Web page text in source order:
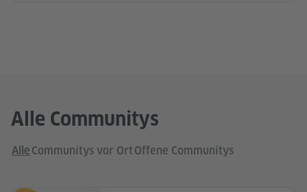
Alle Communitys
Alle Communitys vor Ort Offene Communitys